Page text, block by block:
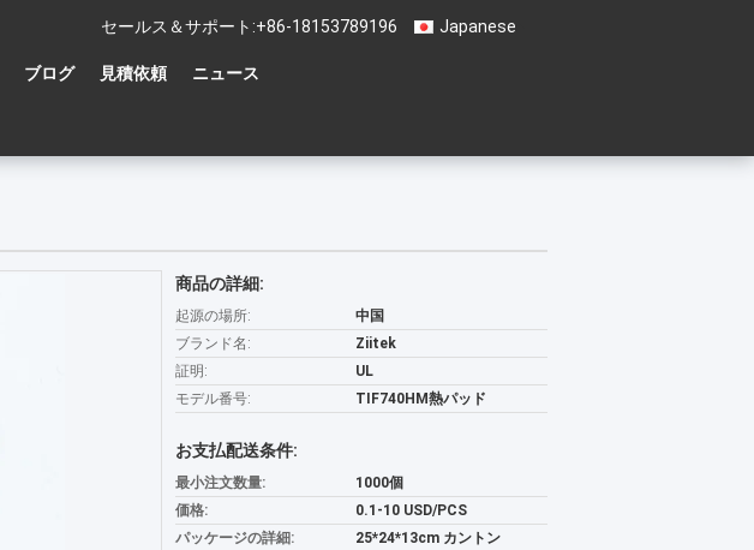
Japanese
セールス＆サポート:+86-18153789196
ブログ 見積依頼 ニュース
商品の詳細:
起源の場所:
中国
ブランド名:
Ziitek
証明:
UL
モデル番号:
TIF740HM熱パッド
お支払配送条件:
最小注文数量:
1000個
価格:
0.1-10 USD/PCS
パッケージの詳細:
25*24*13cm カントン